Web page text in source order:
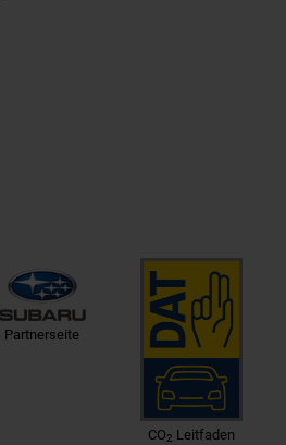
Partnerseite
CO2 Leitfaden